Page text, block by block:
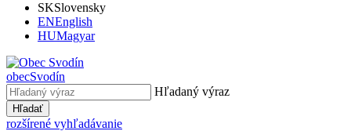
SKSlovensky
ENEnglish
HUMagyar
obecSvodín
Hľadaný výraz
Hľadať
rozšírené vyhľadávanie